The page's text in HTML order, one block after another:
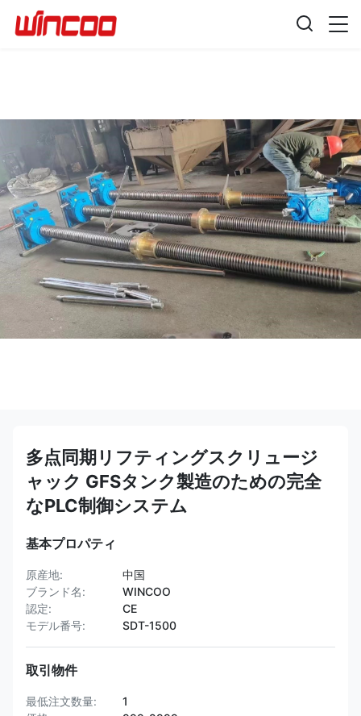
多点同期リフティングスクリュージ
ャック GFSタンク製造のための完全
なPLC制御システム
基本プロパティ
原産地:
中国
ブランド名:
WINCOO
認定:
CE
モデル番号:
SDT-1500
取引物件
最低注文数量:
1